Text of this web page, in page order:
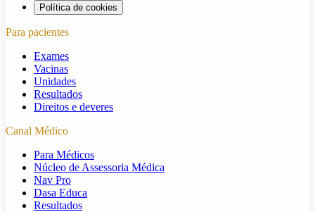
Política de cookies
Para pacientes
Exames
Vacinas
Unidades
Resultados
Direitos e deveres
Canal Médico
Para Médicos
Núcleo de Assessoria Médica
Nav Pro
Dasa Educa
Resultados